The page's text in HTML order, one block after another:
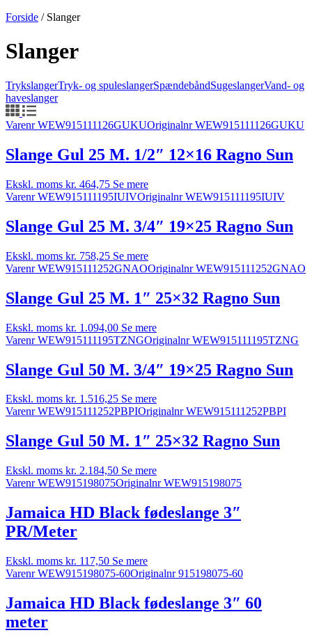
Forside / Slanger
Slanger
TrykslangerTryk- og spuleslangerSpændebåndSugeslangerVand- og
haveslanger
Varenr WEW915111126GUKUOriginalnr WEW915111126GUKU
Slange Gul 25 M. 1/2″ 12×16 Ragno Sun
Ekskl. moms kr. 464,75 Se mere
Varenr WEW915111195IUIVOriginalnr WEW915111195IUIV
Slange Gul 25 M. 3/4″ 19×25 Ragno Sun
Ekskl. moms kr. 758,25 Se mere
Varenr WEW915111252GNAOOriginalnr WEW915111252GNAO
Slange Gul 25 M. 1″ 25×32 Ragno Sun
Ekskl. moms kr. 1.094,00 Se mere
Varenr WEW915111195TZNGOriginalnr WEW915111195TZNG
Slange Gul 50 M. 3/4″ 19×25 Ragno Sun
Ekskl. moms kr. 1.516,25 Se mere
Varenr WEW915111252PBPIOriginalnr WEW915111252PBPI
Slange Gul 50 M. 1″ 25×32 Ragno Sun
Ekskl. moms kr. 2.184,50 Se mere
Varenr WEW915198075Originalnr WEW915198075
Jamaica HD Black fødeslange 3″
PR/Meter
Ekskl. moms kr. 117,50 Se mere
Varenr WEW915198075-60Originalnr 915198075-60
Jamaica HD Black fødeslange 3″ 60
meter